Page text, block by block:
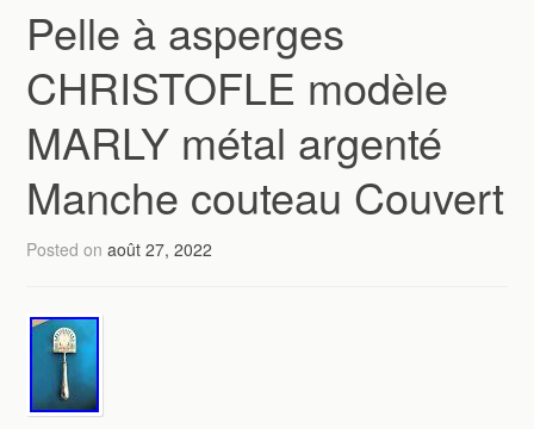
Pelle à asperges
CHRISTOFLE modèle
MARLY métal argenté
Manche couteau Couvert
Posted onaoût 27, 2022